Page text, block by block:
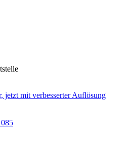
mit verbesserter Auflösung